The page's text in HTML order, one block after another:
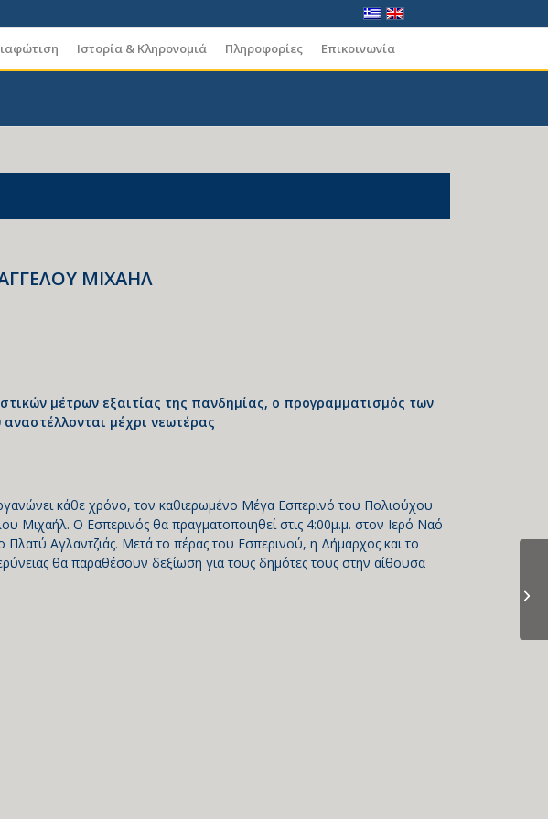
Ιστορία & Κληρονομιά Πληροφορίες Επικοινωνία
ΜΙΧΑΗΛ
μέτρων εξαιτίας της πανδημίας, ο προγραμματισμός των
μέχρι νεωτέρας
κάθε χρόνο, τον καθιερωμένο Μέγα Εσπερινό του Πολιούχου
Μιχαήλ. Ο Εσπερινός θα πραγματοποιηθεί στις 4:00μ.μ. στον Ιερό Ναό
Αγλαντζιάς. Μετά το πέρας του Εσπερινού, η Δήμαρχος και το
θα παραθέσουν δεξίωση για τους δημότες τους στην αίθουσα